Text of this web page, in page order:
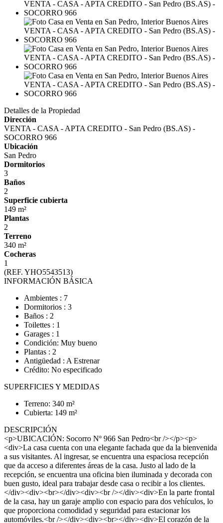
Detalles de la Propiedad
Dirección
VENTA - CASA - APTA CREDITO - San Pedro (BS.AS) -
SOCORRO 966
Ubicación
San Pedro
Dormitorios
3
Baños
2
Superficie cubierta
149 m²
Plantas
2
Terreno
340 m²
Cocheras
1
(REF. YHO5543513)
INFORMACIÓN BÁSICA
Ambientes : 7
Dormitorios : 3
Baños : 2
Toilettes : 1
Garages : 1
Condición: Muy bueno
Plantas : 2
Antigüedad : A Estrenar
Crédito: No especificado
SUPERFICIES Y MEDIDAS
Terreno: 340 m²
Cubierta: 149 m²
DESCRIPCIÓN
<p>UBICACIÓN: Socorro Nº 966 San Pedro<br /></p><p>
<div>La casa cuenta con una elegante fachada que da la bienvenida
a sus visitantes. Al ingresar, se encuentra una espaciosa recepción
que da acceso a diferentes áreas de la casa. Justo al lado de la
recepción, se encuentra una oficina bien iluminada y decorada con
buen gusto, ideal para trabajar desde casa o recibir a los clientes.
</div><div><br></div><div><br /></div><div>En la parte frontal
de la casa, hay un garaje amplio con espacio para dos vehículos, lo
que proporciona comodidad y seguridad para estacionar los
automóviles.<br /></div><div><br></div><div>El corazón de la